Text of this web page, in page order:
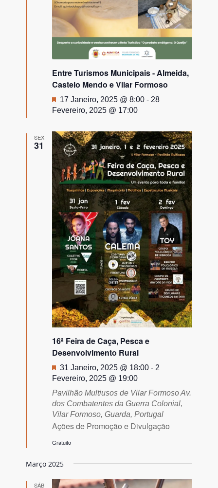
Entre Turismos Municipais - Almeida,
Castelo Mendo e Vilar Formoso
Destaque
17 Janeiro, 2025 @ 8:00 - 28
Fevereiro, 2025 @ 17:00
SEX
31
16ª Feira de Caça, Pesca e
Desenvolvimento Rural
Destaque
31 Janeiro, 2025 @ 18:00 - 2
Fevereiro, 2025 @ 19:00
Pavilhão Multiusos de Vilar FormosoAv.
dos Combatentes da Guerra Colonial,
Vilar Formoso, Guarda, Portugal
Ações de Promoção e Divulgação
Gratuito
Março 2025
SÁB